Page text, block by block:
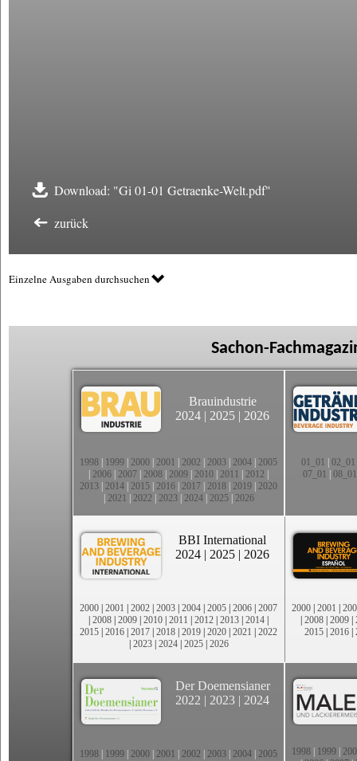
Download: "Gi 01-01 Getraenke-Welt.pdf"
zurück
Einzelne Ausgaben durchsuchen
Sachon-
Brauindustrie
2024 | 2025 | 2026
1998 1999 2000 2001 2002 2003 2004 2005
2006 2007 2008 2009 2010 2011 2012
2013 2014 2015 2016 2017 2018 2019 2020
2021 2022 2023| 2024| 2025| 2026
01_01 02_01
07_01
08_01
BBI International
2024 | 2025 | 2026
2000 | 2001 | 2002 | 2003 | 2004 | 2005 | 2006 | 2007
| 2008 | 2009 | 2010 | 2011 | 2012 | 2013 | 2014 |
2015 | 2016 | 2017 | 2018 | 2019 | 2020 | 2021 | 2022
| 2023| 2024| 2025| 2026
2000 | 2001 |
| 2008 | 2009 |
2015 | 2016 |
Der Doemensianer
2022 | 2023 | 2024
1998 1999 2000 2001 2002 2003 2004 2005
1998 1999